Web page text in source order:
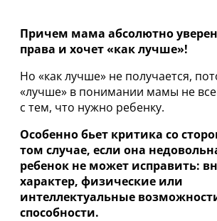
Причем мама абсолютно
права и хочет «как лучше»!
Но «как лучше» не получается,
«лучше» в понимании мамы не
с тем, что нужно ребенку.
Особенно бьет критика со
том случае, если она
ребенок не может исправить:
характер, физические или
интеллектуальные
способности.